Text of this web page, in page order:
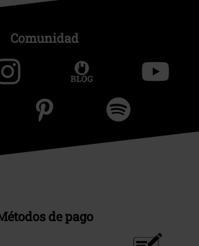
Comunidad
de pago